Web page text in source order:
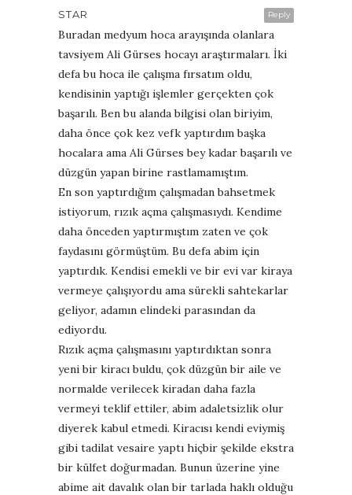
Reply
STAR
Buradan medyum hoca arayışında olanlara
tavsiyem Ali Gürses hocayı araştırmaları. İki
defa bu hoca ile çalışma fırsatım oldu,
kendisinin yaptığı işlemler gerçekten çok
başarılı. Ben bu alanda bilgisi olan biriyim,
daha önce çok kez vefk yaptırdım başka
hocalara ama Ali Gürses bey kadar başarılı ve
düzgün yapan birine rastlamamıştım.
En son yaptırdığım çalışmadan bahsetmek
istiyorum, rızık açma çalışmasıydı. Kendime
daha önceden yaptırmıştım zaten ve çok
faydasını görmüştüm. Bu defa abim için
yaptırdık. Kendisi emekli ve bir evi var kiraya
vermeye çalışıyordu ama sürekli sahtekarlar
geliyor, adamın elindeki parasından da
ediyordu.
Rızık açma çalışmasını yaptırdıktan sonra
yeni bir kiracı buldu, çok düzgün bir aile ve
normalde verilecek kiradan daha fazla
vermeyi teklif ettiler, abim adaletsizlik olur
diyerek kabul etmedi. Kiracısı kendi eviymiş
gibi tadilat vesaire yaptı hiçbir şekilde ekstra
bir külfet doğurmadan. Bunun üzerine yine
abime ait davalık olan bir tarlada haklı olduğu